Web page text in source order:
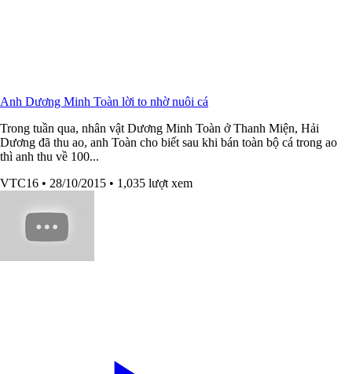
Anh Dương Minh Toàn lời to nhờ nuôi cá
Trong tuần qua, nhân vật Dương Minh Toàn ở Thanh Miện, Hải
Dương đã thu ao, anh Toàn cho biết sau khi bán toàn bộ cá trong ao
thì anh thu về 100...
VTC16 • 28/10/2015 • 1,035 lượt xem